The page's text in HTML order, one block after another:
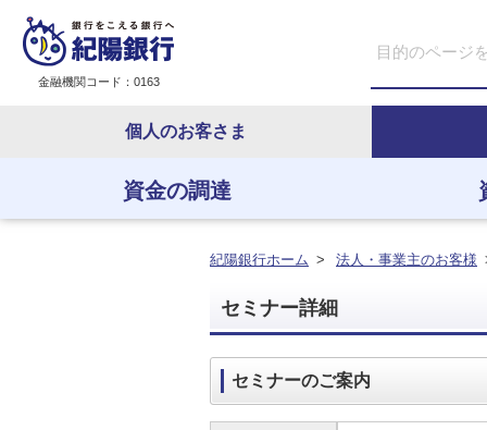
金融機関コード：0163
個人のお客さま
資金の調達
資金の調達
資金の運用
経営・事業支援
ＥＢサービス
紀陽銀行ホーム > 法人・事業主のお客様
セミナー詳細
セミナーのご案内